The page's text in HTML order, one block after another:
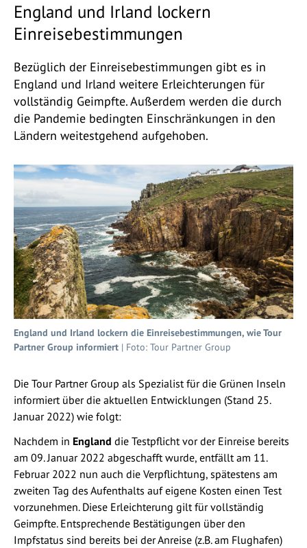
England und Irland lockern
Einreisebestimmungen
Bezüglich der Einreisebestimmungen gibt es in
England und Irland weitere Erleichterungen für
vollständig Geimpfte. Außerdem werden die durch
die Pandemie bedingten Einschränkungen in den
Ländern weitestgehend aufgehoben.
England und Irland lockern die Einreisebestimmungen, wie Tour
Partner Group informiert | Foto: Tour Partner Group
Die Tour Partner Group als Spezialist für die Grünen Inseln
informiert über die aktuellen Entwicklungen (Stand 25.
Januar 2022) wie folgt:
Nachdem in England die Testpflicht vor der Einreise bereits
am 09. Januar 2022 abgeschafft wurde, entfällt am 11.
Februar 2022 nun auch die Verpflichtung, spätestens am
zweiten Tag des Aufenthalts auf eigene Kosten einen Test
vorzunehmen. Diese Erleichterung gilt für vollständig
Geimpfte. Entsprechende Bestätigungen über den
Impfstatus sind bereits bei der Anreise (z.B. am Flughafen)